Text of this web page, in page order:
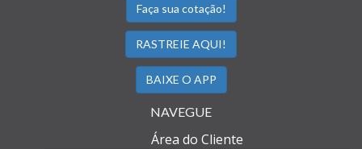
Faça sua cotação!
RASTREIE AQUI!
BAIXE O APP
NAVEGUE
Área do Cliente